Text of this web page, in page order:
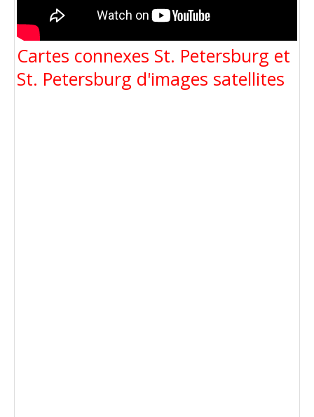
Cartes connexes St. Petersburg et
St. Petersburg d'images satellites